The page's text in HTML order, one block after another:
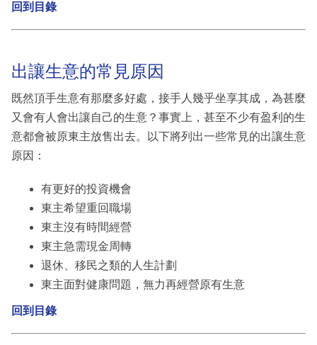
回到目錄
出讓生意的常見原因
既然頂手生意有那麼多好處，接手人幾乎坐享其成，為甚麼
又會有人會出讓自己的生意？事實上，甚至不少有盈利的生
意都會被原東主放售出去。以下將列出一些常見的出讓生意
原因：
有更好的投資機會
東主希望重回職場
東主沒有時間經營
東主急需現金周轉
退休、移民之類的人生計劃
東主面對健康問題，無力再經營原有生意
回到目錄